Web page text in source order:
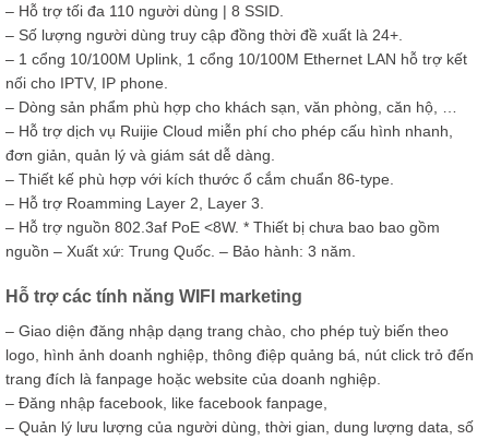
– Hỗ trợ tối đa 110 người dùng | 8 SSID.
– Số lượng người dùng truy cập đồng thời đề xuất là 24+.
– 1 cổng 10/100M Uplink, 1 cổng 10/100M Ethernet LAN hỗ trợ kết
nối cho IPTV, IP phone.
– Dòng sản phẩm phù hợp cho khách sạn, văn phòng, căn hộ, …
– Hỗ trợ dịch vụ Ruijie Cloud miễn phí cho phép cấu hình nhanh,
đơn giản, quản lý và giám sát dễ dàng.
– Thiết kế phù hợp với kích thước ổ cắm chuẩn 86-type.
– Hỗ trợ Roamming Layer 2, Layer 3.
– Hỗ trợ nguồn 802.3af PoE <8W. * Thiết bị chưa bao bao gồm
nguồn – Xuất xứ: Trung Quốc. – Bảo hành: 3 năm.
Hỗ trợ các tính năng WIFI marketing
– Giao diện đăng nhập dạng trang chào, cho phép tuỳ biến theo
logo, hình ảnh doanh nghiệp, thông điệp quảng bá, nút click trỏ đến
trang đích là fanpage hoặc website của doanh nghiệp.
– Đăng nhập facebook, like facebook fanpage,
– Quản lý lưu lượng của người dùng, thời gian, dung lượng data, số